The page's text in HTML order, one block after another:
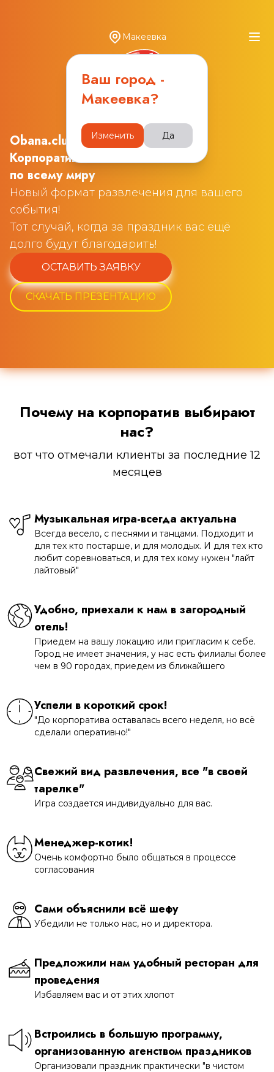
Макеевка
Ваш город -
Макеевка?
Изменить Да
Obana.club
Корпоративные квизы
по всему миру
Новый формат развлечения для вашего
события!
Тот случай, когда за праздник вас ещё
долго будут благодарить!
ОСТАВИТЬ ЗАЯВКУ
СКАЧАТЬ ПРЕЗЕНТАЦИЮ
Почему на корпоратив выбирают
нас?
вот что отмечали клиенты за последние 12
месяцев
Музыкальная игра-всегда актуальна
Всегда весело, с песнями и танцами. Подходит и
для тех кто постарше, и для молодых. И для тех кто
любит соревноваться, и для тех кому нужен "лайт
лайтовый"
Удобно, приехали к нам в загородный
отель!
Приедем на вашу локацию или пригласим к себе.
Город не имеет значения, у нас есть филиалы более
чем в 90 городах, приедем из ближайшего
Успели в короткий срок!
"До корпоратива оставалась всего неделя, но всё
сделали оперативно!"
Свежий вид развлечения, все "в своей
тарелке"
Игра создается индивидуально для вас.
Менеджер-котик!
Очень комфортно было общаться в процессе
согласования
Сами объяснили всё шефу
Убедили не только нас, но и директора.
Предложили нам удобный ресторан для
проведения
Избавляем вас и от этих хлопот
Встроились в большую программу,
организованную агенством праздников
Организовали праздник практически "в чистом